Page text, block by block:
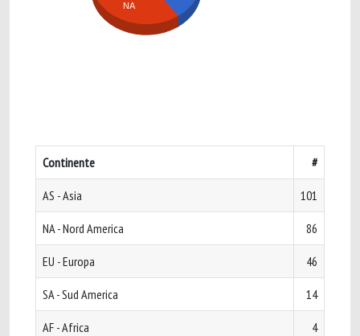
NA
Continente #
AS - Asia 101
NA - Nord America 86
EU - Europa 46
SA - Sud America 14
AF - Africa 4